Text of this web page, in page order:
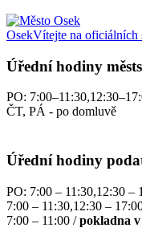
OsekVítejte na oficiálních
Úřední hodiny
PO:
ČT, PÁ - po domluvě
Úřední hodiny
PO: 7:00 – 11:30,12:30 –
7:00 – 11:30,12:30 –
7:00 – 11:00 /pokladna